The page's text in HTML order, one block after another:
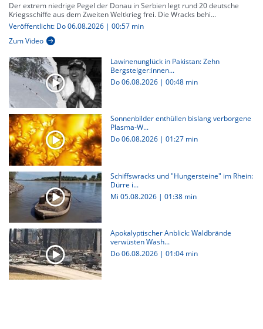
Der extrem niedrige Pegel der Donau in Serbien legt rund 20 deutsche
Kriegsschiffe aus dem Zweiten Weltkrieg frei. Die Wracks behi...
Veröffentlicht: Do 06.08.2026 | 00:57 min
Zum Video
Lawinenunglück in Pakistan: Zehn
Bergsteiger:innen...
Do 06.08.2026 | 00:48 min
Sonnenbilder enthüllen bislang verborgene
Plasma-W...
Do 06.08.2026 | 01:27 min
Schiffswracks und "Hungersteine" im Rhein:
Dürre i...
Mi 05.08.2026 | 01:38 min
Apokalyptischer Anblick: Waldbrände
verwüsten Wash...
Do 06.08.2026 | 01:04 min